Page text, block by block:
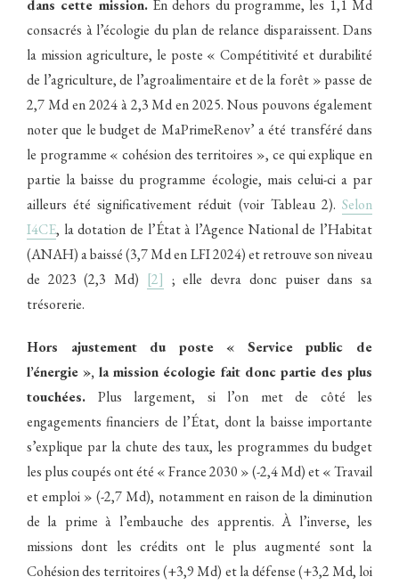
dans cette mission.En dehors du programme, les 1,1 Md
consacrés à l’écologie du plan de relance disparaissent. Dans
la mission agriculture, le poste « Compétitivité et durabilité
de l’agriculture, de l’agroalimentaire et de la forêt » passe de
2,7 Md en 2024 à 2,3 Md en 2025. Nous pouvons également
noter que le budget de MaPrimeRenov’ a été transféré dans
le programme « cohésion des territoires », ce qui explique en
partie la baisse du programme écologie, mais celui-ci a par
ailleurs été significativement réduit (voir Tableau 2). Selon
I4CE, la dotation de l’État à l’Agence National de l’Habitat
(ANAH) a baissé (3,7 Md en LFI 2024) et retrouve son niveau
de 2023 (2,3 Md) [2] ; elle devra donc puiser dans sa
trésorerie.
Hors ajustement du poste « Service public de
l’énergie », la mission écologie fait donc partie des plus
touchées. Plus largement, si l’on met de côté les
engagements financiers de l’État, dont la baisse importante
s’explique par la chute des taux, les programmes du budget
les plus coupés ont été « France 2030 » (-2,4 Md) et « Travail
et emploi » (-2,7 Md), notamment en raison de la diminution
de la prime à l’embauche des apprentis. À l’inverse, les
missions dont les crédits ont le plus augmenté sont la
Cohésion des territoires (+3,9 Md) et la défense (+3,2 Md, loi